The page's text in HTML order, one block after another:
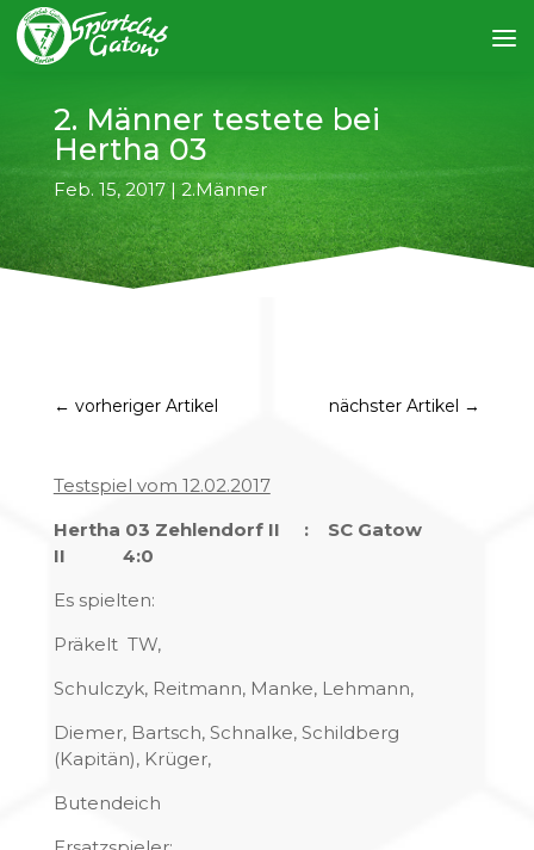
2. Männer testete bei
Hertha 03
Feb. 15, 2017| 2.Männer
← vorheriger Artikel nächster Artikel →
Testspiel vom 12.02.2017
Hertha 03 Zehlendorf II : SC Gatow
II 4:0
Es spielten:
Präkelt TW,
Schulczyk, Reitmann, Manke, Lehmann,
Diemer, Bartsch, Schnalke, Schildberg
(Kapitän), Krüger,
Butendeich